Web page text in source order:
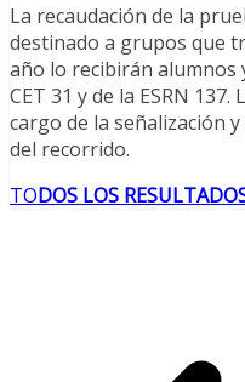
La recaudación de la
destinado a grupos que
año lo recibirán alumnos
CET 31 y de la ESRN
cargo de la señalización
del recorrido.
TODOS LOS